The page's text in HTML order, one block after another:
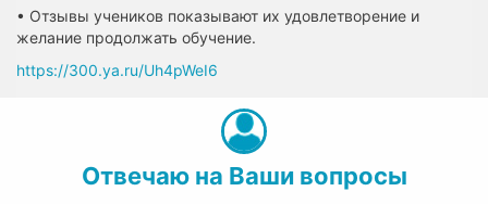
• Отзывы учеников показывают их удовлетворение и
желание продолжать обучение.
https://300.ya.ru/Uh4pWeI6
Отвечаю на Ваши вопросы